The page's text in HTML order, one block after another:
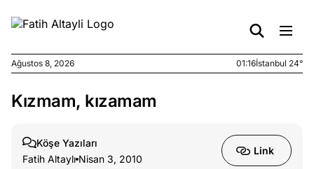
Ağustos
kirli
Ağustos 8, 2026 01:16İstanbul 24°
Kızmam, kızamam
Köşe Yazıları
Fatih Altaylı Nisan 3, 2010
Link